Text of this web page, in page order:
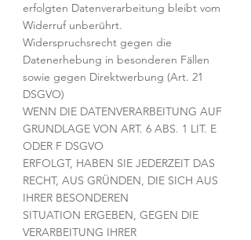
erfolgten Datenverarbeitung bleibt vom
Widerruf unberührt.
Widerspruchsrecht gegen die
Datenerhebung in besonderen Fällen
sowie gegen Direktwerbung (Art. 21
DSGVO)
WENN DIE DATENVERARBEITUNG AUF
GRUNDLAGE VON ART. 6 ABS. 1 LIT. E
ODER F DSGVO
ERFOLGT, HABEN SIE JEDERZEIT DAS
RECHT, AUS GRÜNDEN, DIE SICH AUS
IHRER BESONDEREN
SITUATION ERGEBEN, GEGEN DIE
VERARBEITUNG IHRER